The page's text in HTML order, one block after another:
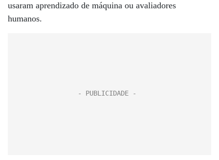
usaram aprendizado de máquina ou avaliadores
humanos.